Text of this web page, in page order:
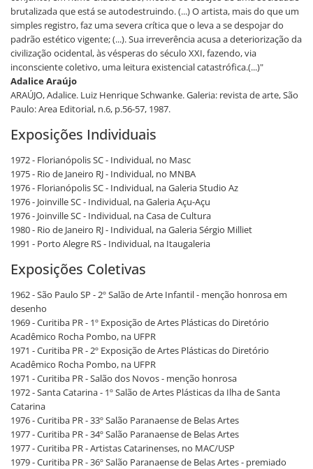
brutalizada que está se autodestruindo. (...) O artista, mais do que um
simples registro, faz uma severa crítica que o leva a se despojar do
padrão estético vigente; (...). Sua irreverência acusa a deteriorização da
civilização ocidental, às vésperas do século XXI, fazendo, via
inconsciente coletivo, uma leitura existencial catastrófica.(...)"
Adalice Araújo
ARAÚJO, Adalice. Luiz Henrique Schwanke. Galeria: revista de arte, São
Paulo: Area Editorial, n.6, p.56-57, 1987.
Exposições Individuais
1972 - Florianópolis SC - Individual, no Masc
1975 - Rio de Janeiro RJ - Individual, no MNBA
1976 - Florianópolis SC - Individual, na Galeria Studio Az
1976 - Joinville SC - Individual, na Galeria Açu-Açu
1976 - Joinville SC - Individual, na Casa de Cultura
1980 - Rio de Janeiro RJ - Individual, na Galeria Sérgio Milliet
1991 - Porto Alegre RS - Individual, na Itaugaleria
Exposições Coletivas
1962 - São Paulo SP - 2º Salão de Arte Infantil - menção honrosa em
desenho
1969 - Curitiba PR - 1º Exposição de Artes Plásticas do Diretório
Acadêmico Rocha Pombo, na UFPR
1971 - Curitiba PR - 2º Exposição de Artes Plásticas do Diretório
Acadêmico Rocha Pombo, na UFPR
1971 - Curitiba PR - Salão dos Novos - menção honrosa
1972 - Santa Catarina - 1º Salão de Artes Plásticas da Ilha de Santa
Catarina
1976 - Curitiba PR - 33º Salão Paranaense de Belas Artes
1977 - Curitiba PR - 34º Salão Paranaense de Belas Artes
1977 - Curitiba PR - Artistas Catarinenses, no MAC/USP
1979 - Curitiba PR - 36º Salão Paranaense de Belas Artes - premiado